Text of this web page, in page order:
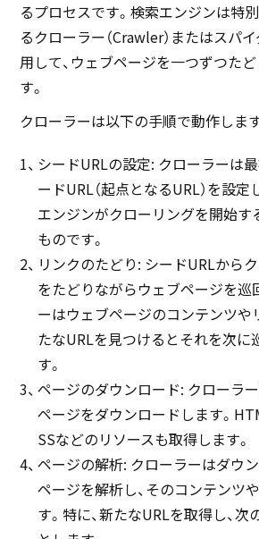
るプロセスです。検索エンジンは特
るクローラー（Crawler）またはスパ
用して、ウェブページを一つずつた
す。
クローラーは以下の手順で動作します
シードURLの設定: クローラーは
ードURL（起点となるURL）を設
エンジンがクローリングを開始す
ものです。
リンクのたどり: シードURLから
をたどりながらウェブページを巡
ーはウェブページのコンテンツや
たなURLを見つけるとそれを次に
す。
ページのダウンロード: クローラ
ページをダウンロードします。
SSなどのリソースも取得します。
ページの解析: クローラーはダウ
ページを解析し、そのコンテンツ
す。特に、新たなURLを取得し、